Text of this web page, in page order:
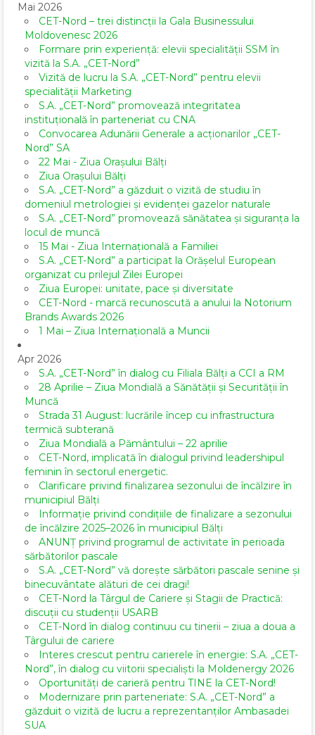
Mai 2026
CET-Nord – trei distincții la Gala Businessului
Moldovenesc 2026
Formare prin experiență: elevii specialității SSM în
vizită la S.A. „CET-Nord”
Vizită de lucru la S.A. „CET-Nord” pentru elevii
specialității Marketing
S.A. „CET-Nord” promovează integritatea
instituțională în parteneriat cu CNA
Convocarea Adunării Generale a acționarilor „CET-
Nord” SA
22 Mai - Ziua Orașului Bălți
Ziua Orașului Bălți
S.A. „CET-Nord” a găzduit o vizită de studiu în
domeniul metrologiei și evidenței gazelor naturale
S.A. „CET-Nord” promovează sănătatea și siguranța la
locul de muncă
15 Mai - Ziua Internațională a Familiei
S.A. „CET-Nord” a participat la Orășelul European
organizat cu prilejul Zilei Europei
Ziua Europei: unitate, pace și diversitate
CET-Nord - marcă recunoscută a anului la Notorium
Brands Awards 2026
1 Mai – Ziua Internațională a Muncii
Apr 2026
S.A. „CET-Nord” în dialog cu Filiala Bălți a CCI a RM
28 Aprilie – Ziua Mondială a Sănătății și Securității în
Muncă
Strada 31 August: lucrările încep cu infrastructura
termică subterană
Ziua Mondială a Pământului – 22 aprilie
CET-Nord, implicată în dialogul privind leadershipul
feminin în sectorul energetic.
Clarificare privind finalizarea sezonului de încălzire în
municipiul Bălți
Informație privind condițiile de finalizare a sezonului
de încălzire 2025–2026 în municipiul Bălți
ANUNȚ privind programul de activitate în perioada
sărbătorilor pascale
S.A. „CET-Nord” vă dorește sărbători pascale senine și
binecuvântate alături de cei dragi!
CET-Nord la Târgul de Cariere și Stagii de Practică:
discuții cu studenții USARB
CET-Nord în dialog continuu cu tinerii – ziua a doua a
Târgului de cariere
Interes crescut pentru carierele în energie: S.A. „CET-
Nord”, în dialog cu viitorii specialiști la Moldenergy 2026
Oportunități de carieră pentru TINE la CET-Nord!
Modernizare prin parteneriate: S.A. „CET-Nord” a
găzduit o vizită de lucru a reprezentanților Ambasadei
SUA